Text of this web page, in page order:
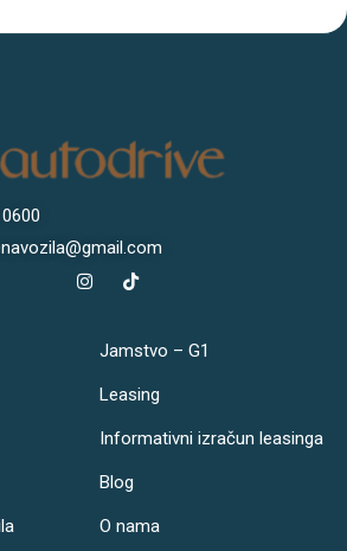
Jamstvo – G1
Leasing
Informativni izračun leasinga
Blog
O nama